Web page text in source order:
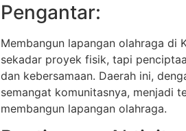
Pengantar:
Membangun lapangan olahraga di
sekadar proyek fisik, tapi
dan kebersamaan. Daerah ini,
semangat komunitasnya, menjadi
membangun lapangan olahraga.